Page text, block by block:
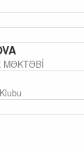
MƏKTƏBİ